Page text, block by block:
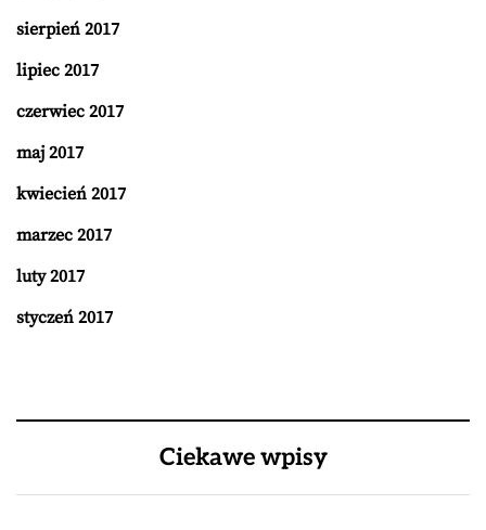
sierpień 2017
lipiec 2017
czerwiec 2017
maj 2017
kwiecień 2017
marzec 2017
luty 2017
styczeń 2017
Ciekawe wpisy